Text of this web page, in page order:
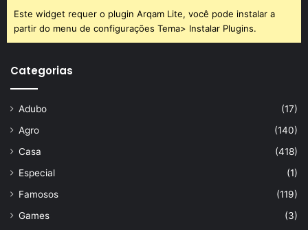
Este widget requer o plugin Arqam Lite, você pode instalar a
partir do menu de configurações Tema> Instalar Plugins.
Categorias
Adubo
(17)
Agro
(140)
Casa
(418)
Especial
(1)
Famosos
(119)
Games
(3)